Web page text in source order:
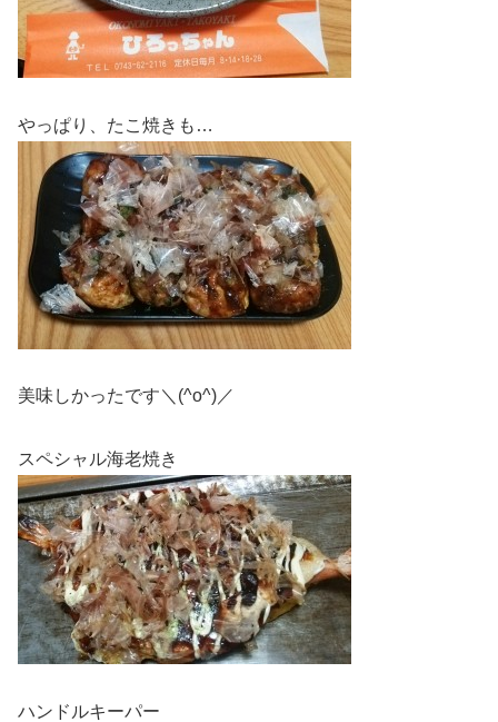
やっぱり、たこ焼きも…
美味しかったです＼(^o^)／
スペシャル海老焼き
ハンドルキーパー